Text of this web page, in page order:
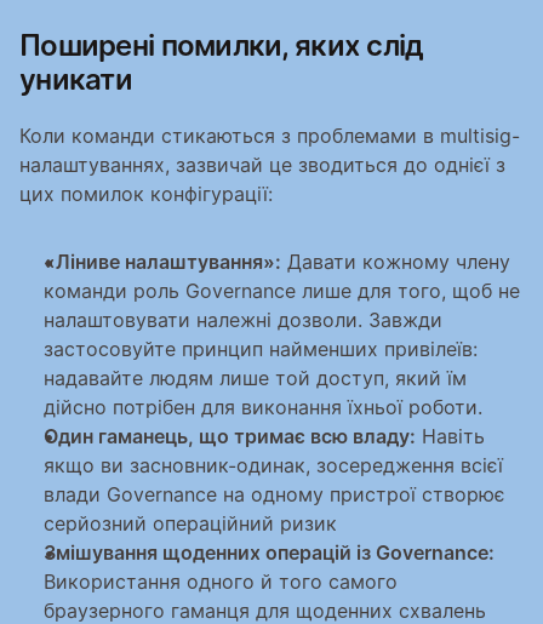
Поширені помилки, яких слід
уникати
Коли команди стикаються з проблемами в multisig-
налаштуваннях, зазвичай це зводиться до однієї з
цих помилок конфігурації:
«Ліниве налаштування»: Давати кожному члену
команди роль Governance лише для того, щоб не
налаштовувати належні дозволи. Завжди
застосовуйте принцип найменших привілеїв:
надавайте людям лише той доступ, який їм
дійсно потрібен для виконання їхньої роботи.
Один гаманець, що тримає всю владу: Навіть
якщо ви засновник-одинак, зосередження всієї
влади Governance на одному пристрої створює
серйозний операційний ризик
Змішування щоденних операцій із Governance:
Використання одного й того самого
браузерного гаманця для щоденних схвалень